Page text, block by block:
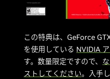
この特典は、GeForce
を使用している NVIDIA
す。数量限定ですので、
ストしてください。入手